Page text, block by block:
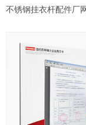
不锈钢挂衣杆配件厂